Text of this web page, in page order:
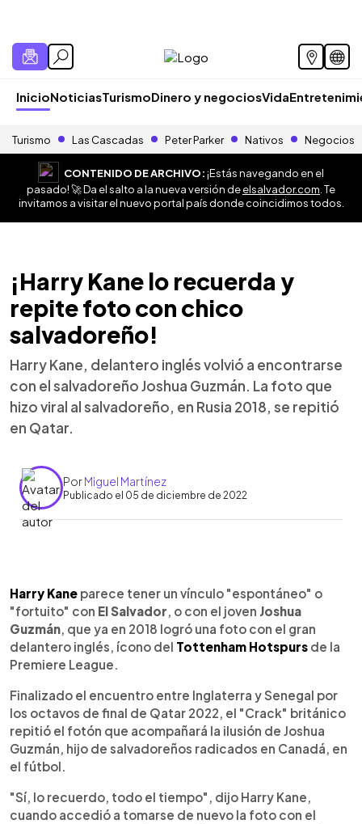
InicioNoticiasTurismoDinero y negociosVida
Turismo Las Cascadas Peter Parker Nativos Negocios
CONTENIDO DE ARCHIVO:¡Estás navegando en el
pasado! 🚀 Da el salto a la nueva versión deelsalvador.com . Te
invitamos a visitar el nuevo portal país donde coincidimos todos.
¡Harry Kane lo recuerda y
repite foto con chico
salvadoreño!
Harry Kane, delantero inglés volvió a encontrarse
con el salvadoreño Joshua Guzmán. La foto que
hizo viral al salvadoreño, en Rusia 2018, se repitió
en Qatar.
PorMiguel Martínez
Publicado el 05 de diciembre de 2022
► Escuchar artículo
Harry Kane parece tener un vínculo "espontáneo" o
"fortuito" con El Salvador, o con el joven Joshua
Guzmán, que ya en 2018 logró una foto con el gran
delantero inglés, ícono del Tottenham Hotspurs de la
Premiere League.
Finalizado el encuentro entre Inglaterra y Senegal por
los octavos de final de Qatar 2022, el "Crack" británico
repitió el fotón que acompañará la ilusión de Joshua
Guzmán, hijo de salvadoreños radicados en Canadá, en
el fútbol.
"Sí, lo recuerdo, todo el tiempo", dijo Harry Kane,
cuando accedió a tomarse de nuevo la foto con el